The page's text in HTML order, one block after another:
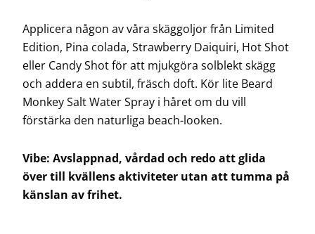
Applicera någon av våra skäggoljor från Limited
Edition, Pina colada, Strawberry Daiquiri, Hot Shot
eller Candy Shot för att mjukgöra solblekt skägg
och addera en subtil, fräsch doft. Kör lite Beard
Monkey Salt Water Spray i håret om du vill
förstärka den naturliga beach-looken.
Vibe: Avslappnad, vårdad och redo att glida
över till kvällens aktiviteter utan att tumma på
känslan av frihet.